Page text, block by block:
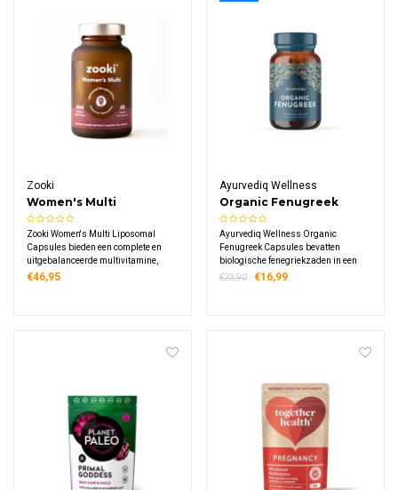
Zooki
Women's Multi
Liposomal Capsules
Zooki Women's Multi Liposomal
Capsules bieden een complete en
uitgebalanceerde multivitamine,
speciaal geformuleerd voor de vrouw.
€46,95
Ayurvediq Wellness
Organic Fenugreek
Capsules
Ayurvediq Wellness Organic
Fenugreek Capsules bevatten
biologische fenegriekzaden in een
praktisch formaat van 120 capsules
€23,90 €16,99